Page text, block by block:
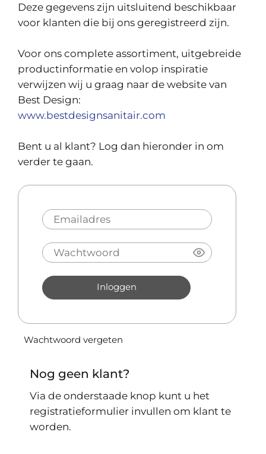
Deze gegevens zijn uitsluitend beschikbaar
voor klanten die bij ons geregistreerd zijn.
Voor ons complete assortiment, uitgebreide
productinformatie en volop inspiratie
verwijzen wij u graag naar de website van
Best Design:
www.bestdesignsanitair.com
Bent u al klant? Log dan hieronder in om
verder te gaan.
Inloggen
Wachtwoord vergeten
Nog geen klant?
Via de onderstaade knop kunt u het
registratieformulier invullen om klant te
worden.